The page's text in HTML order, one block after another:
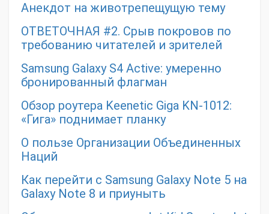
Анекдот на животрепещущую тему
ОТВЕТОЧНАЯ #2. Срыв покровов по
требованию читателей и зрителей
Samsung Galaxy S4 Active: умеренно
бронированный флагман
Обзор роутера Keenetic Giga KN-1012:
«Гига» поднимает планку
О пользе Организации Объединенных
Наций
Как перейти с Samsung Galaxy Note 5 на
Galaxy Note 8 и приуныть